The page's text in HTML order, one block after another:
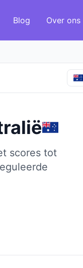
Blog Over ons
scores tot